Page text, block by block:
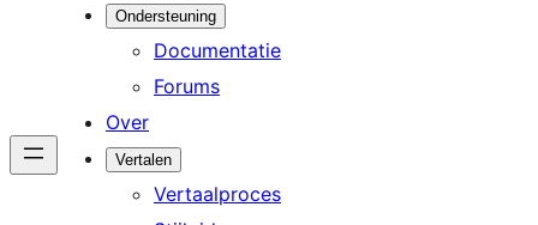
Ondersteuning
Documentatie
Forums
Over
Vertalen
Vertaalproces